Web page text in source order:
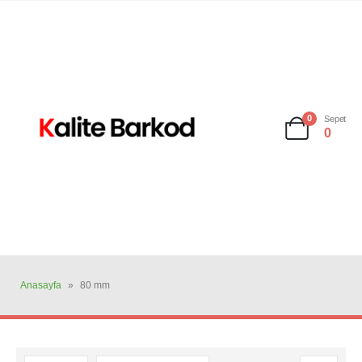
0 Sepet
0
Anasayfa » 80 mm